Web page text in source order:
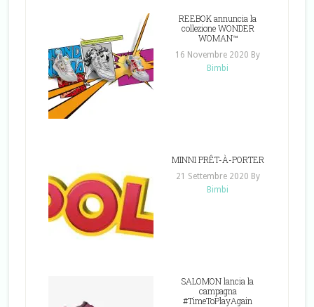
REEBOK annuncia la
collezione WONDER
WOMAN™
16 Novembre 2020 By
Bimbi
MINNI PRÊT-À-PORTER
21 Settembre 2020 By
Bimbi
SALOMON lancia la
campagna
#TimeToPlayAgain